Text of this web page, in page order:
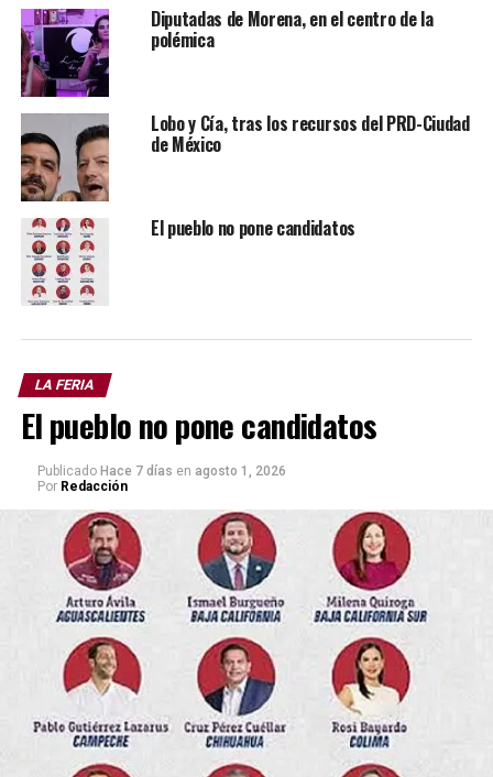
Los anteriores personajes, muy conocidos a nivel
nacional e internacional, son algunos con los que se ha
reunido por su conocido amor a la música, pero no vaya
usted a pensar que es para caernos bien a nosotros los
VIENE LA SORPRESA DE EU
El gobierno de los EUA, sabedor de la melomanía de
nuestra hospedada en Palacio, le prepara una sorpresa,
en este caso de música coral.
No es secreto, es público y muy sabido: en los EUA ya
están en plenos ensayos con los intérpretes que
integrarán el ‘Coro de los Adultos Cantores de Nueva
York’ (Distrito Sur).
El rumor es que ensayan un réquiem, no el de Verdi ni el
de Mozart, sino el de Morena (y réquiem es eso que se
canta en las misas de difuntos).
Diputadas de Morena, en el centro de la
polémica
Lobo y Cía, tras los recursos del PRD-Ciudad
de México
El pueblo no pone candidatos
LA FERIA
El pueblo no pone candidatos
Publicado Hace 7 días en agosto 1, 2026
Por Redacción